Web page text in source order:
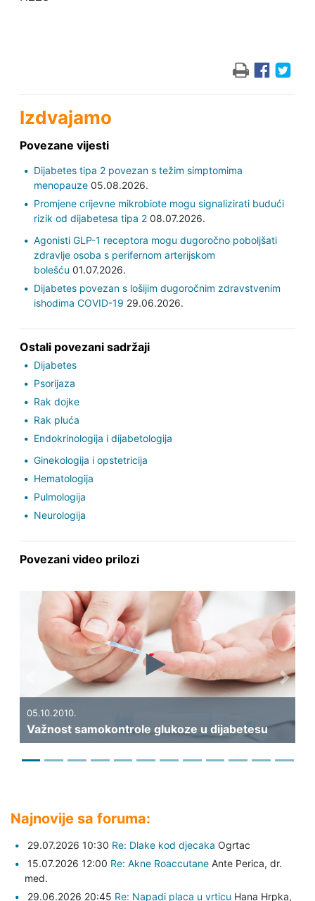
Izdvajamo
Povezane vijesti
Dijabetes tipa 2 povezan s težim simptomima
menopauze05.08.2026.
Promjene crijevne mikrobiote mogu signalizirati budući
rizik od dijabetesa tipa 208.07.2026.
Agonisti GLP-1 receptora mogu dugoročno poboljšati
zdravlje osoba s perifernom arterijskom
bolešću 01.07.2026.
Dijabetes povezan s lošijim dugoročnim zdravstvenim
ishodima COVID-19 29.06.2026.
Ostali povezani sadržaji
Dijabetes
Psorijaza
Rak dojke
Rak pluća
Endokrinologija i dijabetologija
Ginekologija i opstetricija
Hematologija
Pulmologija
Neurologija
Povezani video prilozi
glukoze u dijabetesu
19.09.2010.
dijabetesa?
Previous Next
Najnovije sa foruma:
29.07.2026 10:30 Re: Dlake kod djecaka Ogrtac
15.07.2026 12:00 Re: Akne Roaccutane Ante Perica, dr.
med.
29.06.2026 20:45 Re: Napadi placa u vrticu Hana Hrpka,